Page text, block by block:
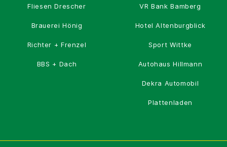
Fliesen Drescher
Brauerei Hönig
Richter + Frenzel
BBS + Dach
VR Bank Bamberg
Hotel Altenburgblick
Sport Wittke
Autohaus Hillmann
Dekra Automobil
Plattenladen